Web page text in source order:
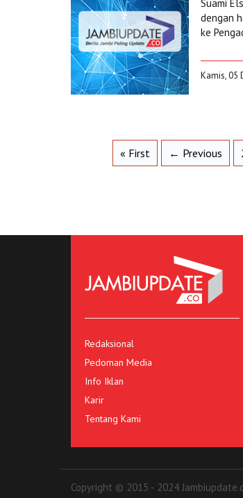
Suami
dengan
ke
Kamis, 05
« First ← Previous
Redaksional
Pedoman Media
Info Iklan
Karir
Tentang Kami
Copyright © 2015 - 2024